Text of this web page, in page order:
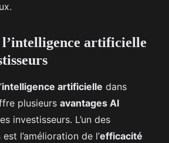
l’intelligence artificielle
intelligence artificielle dans
plusieurs avantages AI
investisseurs. L’un des
l’amélioration de l’efficacité